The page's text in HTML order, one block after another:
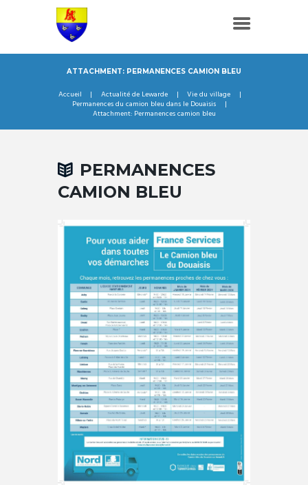
ATTACHMENT: PERMANENCES CAMION BLEU
Accueil Actualité de Lewarde
Vie du village
Permanences du camion bleu dans le Douaisis
Attachment: Permanences camion bleu
PERMANENCES
CAMION BLEU